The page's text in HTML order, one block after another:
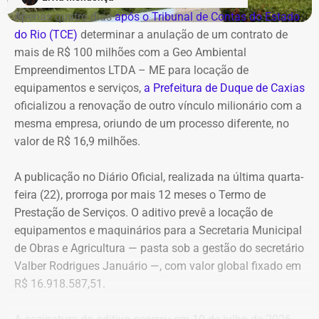
Casa Civil.
A empresa também destaca que não possui SUVs
blindados em sua frota própria, razão pela qual optou
pela locação dos veículos por meio de adesão à ata do
GSI.
Os veículos serão destinados exclusivamente aos
Suprimentos (DSU) e Segurança e Governança (DSG). O
contrato foi firmado com a empresa Rei dos Blindados
Locação de Veículos Ltda. e prevê a locação de quatro
SUVs zero quilômetro, com blindagem nível III-A, sem
motorista e sem fornecimento de combustível.
Cada automóvel custará R$ 8.977,78 por mês,
Apenas quatro diasapós o Tribunal de Contas do Estado
do Rio (TCE) determinar a anulação de um contrato de
mais de R$ 100 milhões com a Geo Ambiental
Empreendimentos LTDA – ME para locação de
equipamentos e serviços, a Prefeitura de Duque de Caxias
oficializou a renovação de outro vínculo milionário com a
mesma empresa, oriundo de um processo diferente, no
valor de R$ 16,9 milhões.
A publicação no Diário Oficial, realizada na última quarta-
feira (22), prorroga por mais 12 meses o Termo de
Prestação de Serviços. O aditivo prevê a locação de
equipamentos e maquinários para a Secretaria Municipal
de Obras e Agricultura — pasta sob a gestão do secretário
Valber Rodrigues Januário —, com valor global fixado em
R$ 16.918.587,51.